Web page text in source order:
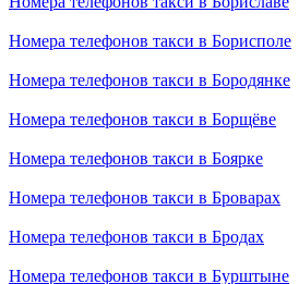
Номера телефонов такси в Борисполе
Номера телефонов такси в Бородянке
Номера телефонов такси в Борщёве
Номера телефонов такси в Боярке
Номера телефонов такси в Броварах
Номера телефонов такси в Бродах
Номера телефонов такси в Бурштыне